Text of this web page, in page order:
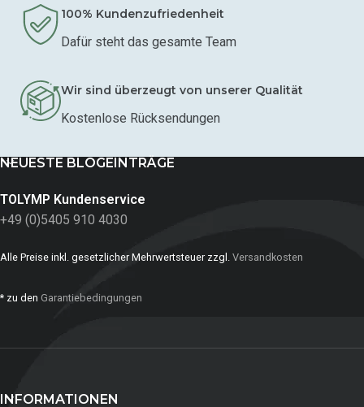
100% Kundenzufriedenheit
Dafür steht das gesamte Team
Wir sind überzeugt von unserer Qualität
Kostenlose Rücksendungen
NEUESTE BLOGEINTRÄGE
TOLYMP Kundenservice
+49 (0)5405 910 4030
Alle Preise inkl. gesetzlicher Mehrwertsteuer zzgl. Versandkosten
* zu den Garantiebedingungen
INFORMATIONEN